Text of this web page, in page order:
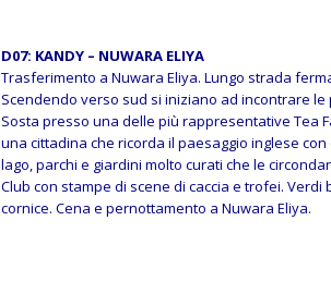
D07: KANDY – NUWARA ELIYA
Trasferimento a Nuwara Eliya. Lungo strada
Scendendo verso sud si iniziano ad incontrare le
Sosta presso una delle più rappresentative Tea
una cittadina che ricorda il paesaggio inglese
lago, parchi e giardini molto curati che le
Club con stampe di scene di caccia e trofei.
cornice. Cena e pernottamento a Nuwara Eliya.